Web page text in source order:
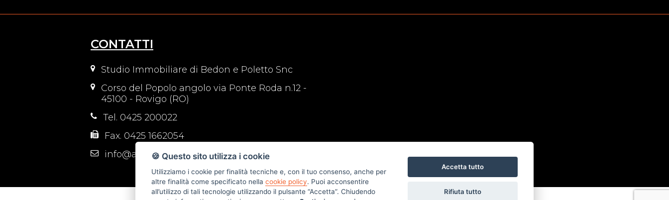
CONTATTI
Studio Immobiliare di Bedon e Poletto Snc
Corso del Popolo angolo via Ponte Roda n.12 -
45100 - Rovigo (RO)
Tel. 0425 200022
Fax. 0425 1662054
info@attico-immobiliare.it
🍪 Questo sito utilizza i cookie
Utilizziamo i cookie per finalità tecniche e, con il tuo consenso, anche per
altre finalità come specificato nella cookie policy. Puoi acconsentire
all’utilizzo di tali tecnologie utilizzando il pulsante “Accetta”. Chiudendo
Accetta tutto
Rifiuta tutto